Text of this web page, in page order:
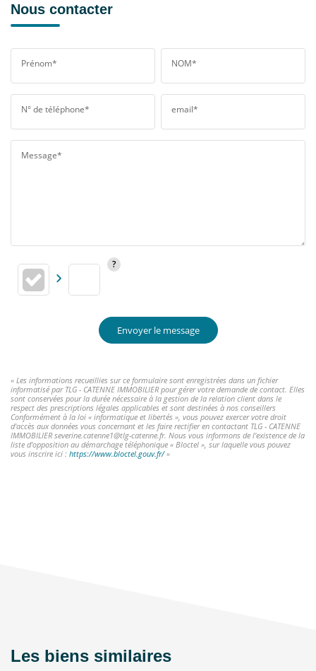
Nous contacter
Prénom* NOM*
N° de téléphone* email*
Message*
Envoyer le message
« Les informations recueillies sur ce formulaire sont enregistrées dans un fichier
informatisé par TLG - CATENNE IMMOBILIER pour gérer votre demande de contact. Elles
sont conservées pour la durée nécessaire à la gestion de la relation client dans le
respect des prescriptions légales applicables et sont destinées à nos conseillers
Conformément à la loi « informatique et libertés », vous pouvez exercer votre droit
d'accès aux données vous concernant et les faire rectifier en contactant TLG - CATENNE
IMMOBILIER severine.catenne1@tlg-catenne.fr. Nous vous informons de l'existence de la
liste d'opposition au démarchage téléphonique « Bloctel », sur laquelle vous pouvez
vous inscrire ici : https://www.bloctel.gouv.fr/»
Les biens similaires